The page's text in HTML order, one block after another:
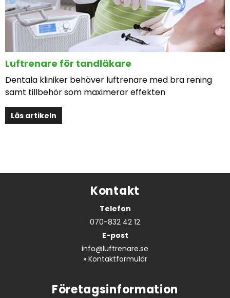
Luftrenare för tandläkare
Dentala kliniker behöver luftrenare med bra rening
samt tillbehör som maximerar effekten
Läs artikeln
Kontakt
Telefon
070-832 42 12
E-post
info@luftrenare.se
» Kontaktformulär
Företagsinformation